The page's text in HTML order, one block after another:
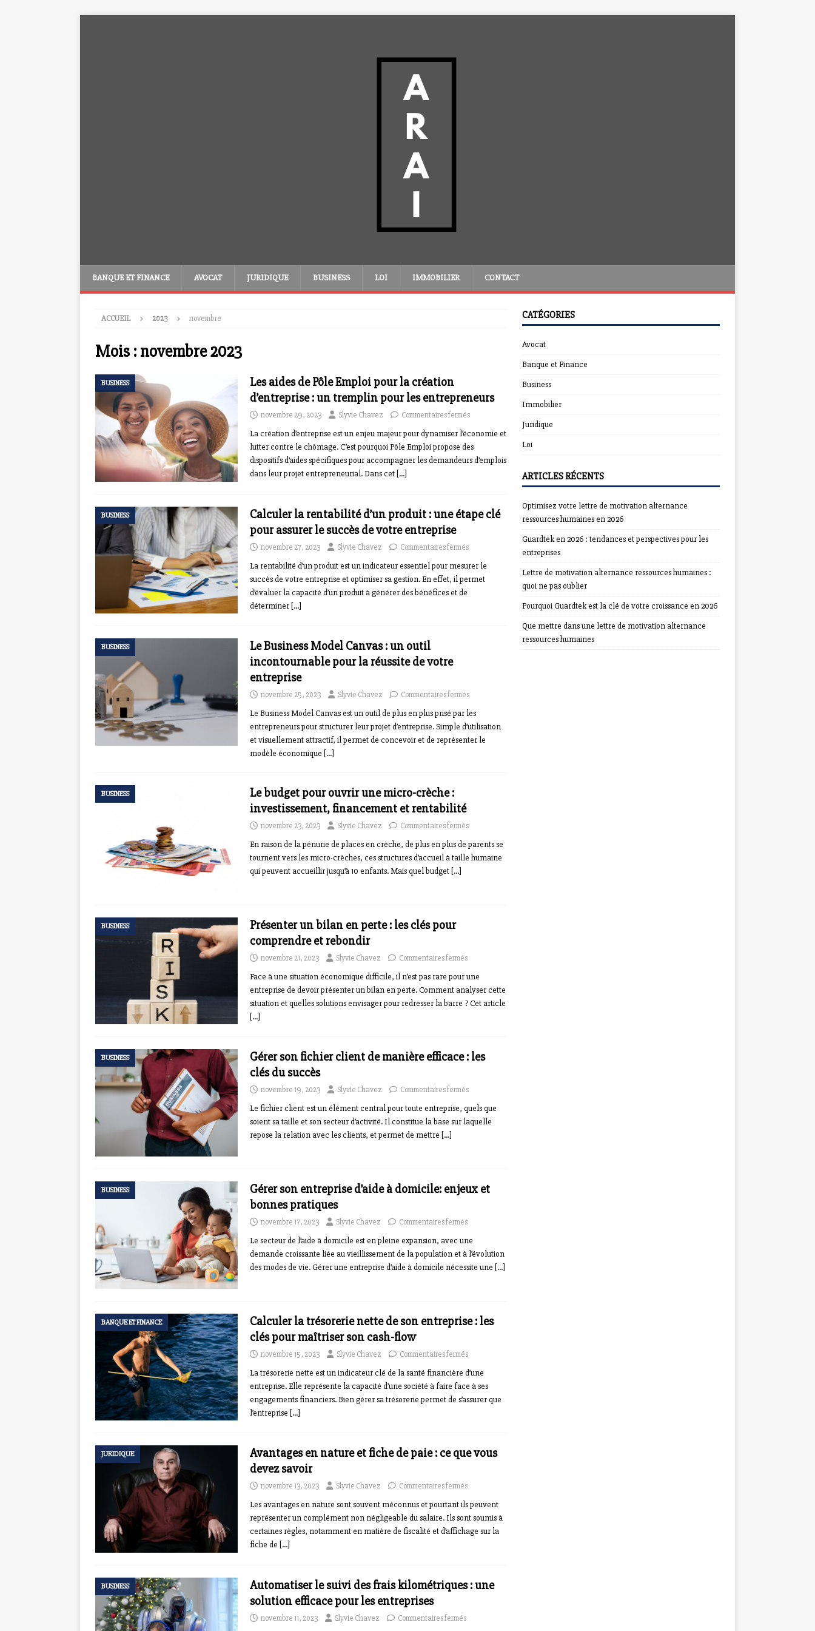
BANQUE ET FINANCE AVOCAT JURIDIQUE BUSINESS LOI IMMOBILIER CONTACT
ACCUEIL 2023 novembre
Mois :novembre 2023
BUSINESS
Les aides de Pôle Emploi pour la création
d’entreprise : un tremplin pour les entrepreneurs
novembre 29, 2023 Slyvie Chavez Commentaires fermés
La création d’entreprise est un enjeu majeur pour dynamiser l’économie et
lutter contre le chômage. C’est pourquoi Pôle Emploi propose des
dispositifs d’aides spécifiques pour accompagner les demandeurs d’emplois
dans leur projet entrepreneurial. Dans cet […]
BUSINESS
Calculer la rentabilité d’un produit : une étape clé
pour assurer le succès de votre entreprise
novembre 27, 2023 Slyvie Chavez Commentaires fermés
La rentabilité d’un produit est un indicateur essentiel pour mesurer le
succès de votre entreprise et optimiser sa gestion. En effet, il permet
d’évaluer la capacité d’un produit à générer des bénéfices et de
déterminer […]
BUSINESS
Le Business Model Canvas : un outil
incontournable pour la réussite de votre
entreprise
novembre 25, 2023 Slyvie Chavez Commentaires fermés
Le Business Model Canvas est un outil de plus en plus prisé par les
entrepreneurs pour structurer leur projet d’entreprise. Simple d’utilisation
et visuellement attractif, il permet de concevoir et de représenter le
modèle économique […]
BUSINESS
Le budget pour ouvrir une micro-crèche :
investissement, financement et rentabilité
novembre 23, 2023 Slyvie Chavez Commentaires fermés
En raison de la pénurie de places en crèche, de plus en plus de parents se
tournent vers les micro-crèches, ces structures d’accueil à taille humaine
qui peuvent accueillir jusqu’à 10 enfants. Mais quel budget […]
BUSINESS
Présenter un bilan en perte : les clés pour
comprendre et rebondir
novembre 21, 2023 Slyvie Chavez Commentaires fermés
Face à une situation économique difficile, il n’est pas rare pour une
entreprise de devoir présenter un bilan en perte. Comment analyser cette
situation et quelles solutions envisager pour redresser la barre ? Cet article
[…]
BUSINESS
Gérer son fichier client de manière efficace : les
clés du succès
novembre 19, 2023 Slyvie Chavez Commentaires fermés
Le fichier client est un élément central pour toute entreprise, quels que
soient sa taille et son secteur d’activité. Il constitue la base sur laquelle
repose la relation avec les clients, et permet de mettre […]
BUSINESS
Gérer son entreprise d’aide à domicile: enjeux et
bonnes pratiques
novembre 17, 2023 Slyvie Chavez Commentaires fermés
Le secteur de l’aide à domicile est en pleine expansion, avec une
demande croissante liée au vieillissement de la population et à l’évolution
des modes de vie. Gérer une entreprise d’aide à domicile nécessite une […]
BANQUE ET FINANCE
Calculer la trésorerie nette de son entreprise : les
clés pour maîtriser son cash-flow
novembre 15, 2023 Slyvie Chavez Commentaires fermés
La trésorerie nette est un indicateur clé de la santé financière d’une
entreprise. Elle représente la capacité d’une société à faire face à ses
engagements financiers. Bien gérer sa trésorerie permet de s’assurer que
l’entreprise […]
JURIDIQUE
Avantages en nature et fiche de paie : ce que vous
devez savoir
novembre 13, 2023 Slyvie Chavez Commentaires fermés
Les avantages en nature sont souvent méconnus et pourtant ils peuvent
représenter un complément non négligeable du salaire. Ils sont soumis à
certaines règles, notamment en matière de fiscalité et d’affichage sur la
fiche de […]
BUSINESS
Automatiser le suivi des frais kilométriques : une
solution efficace pour les entreprises
novembre 11, 2023 Slyvie Chavez Commentaires fermés
CATÉGORIES
Avocat
Banque et Finance
Business
Immobilier
Juridique
Loi
ARTICLES RÉCENTS
Optimisez votre lettre de motivation alternance
ressources humaines en 2026
Guardtek en 2026 : tendances et perspectives pour les
entreprises
Lettre de motivation alternance ressources humaines :
quoi ne pas oublier
Pourquoi Guardtek est la clé de votre croissance en 2026
Que mettre dans une lettre de motivation alternance
ressources humaines